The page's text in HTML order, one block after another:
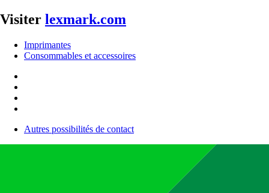
Visiter lexmark.com
Imprimantes
Consommables et accessoires
Autres possibilités de contact